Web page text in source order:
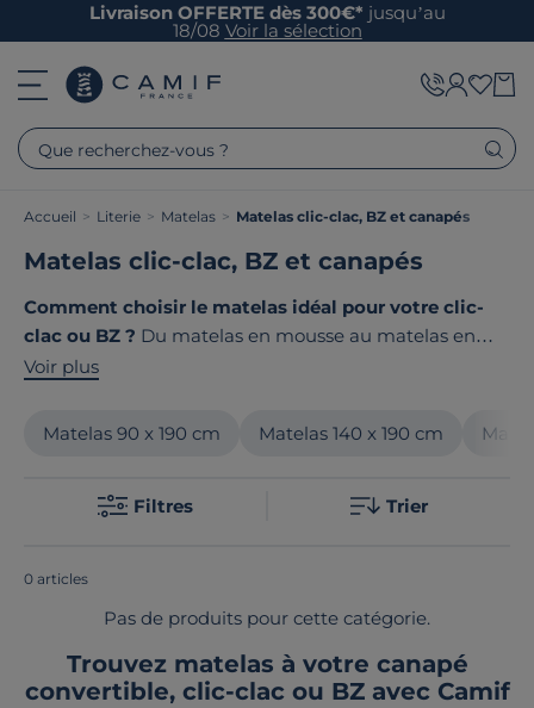
Livraison OFFERTE dès 300€* jusqu’au
18/08 Voir la sélection
Que recherchez-vous ?
Accueil > Literie > Matelas > Matelas clic-clac, BZ et canapés
Matelas clic-clac, BZ et canapés
Comment choisir le matelas idéal pour votre clic-
clac ou BZ ? Du matelas en mousse au matelas en
latex, en passant par les technologies à mémoire de
Camif, nous avons sélectionné des matelas conçus
assis ou couché. Le point commun de nos produits ? Ils
Voir plus
Matelas 90 x 190 cm Matelas 140 x 190 cm
Filtres Trier
0 articles
Pas de produits pour cette catégorie.
Trouvez matelas à votre canapé
convertible, clic-clac ou BZ avec Camif